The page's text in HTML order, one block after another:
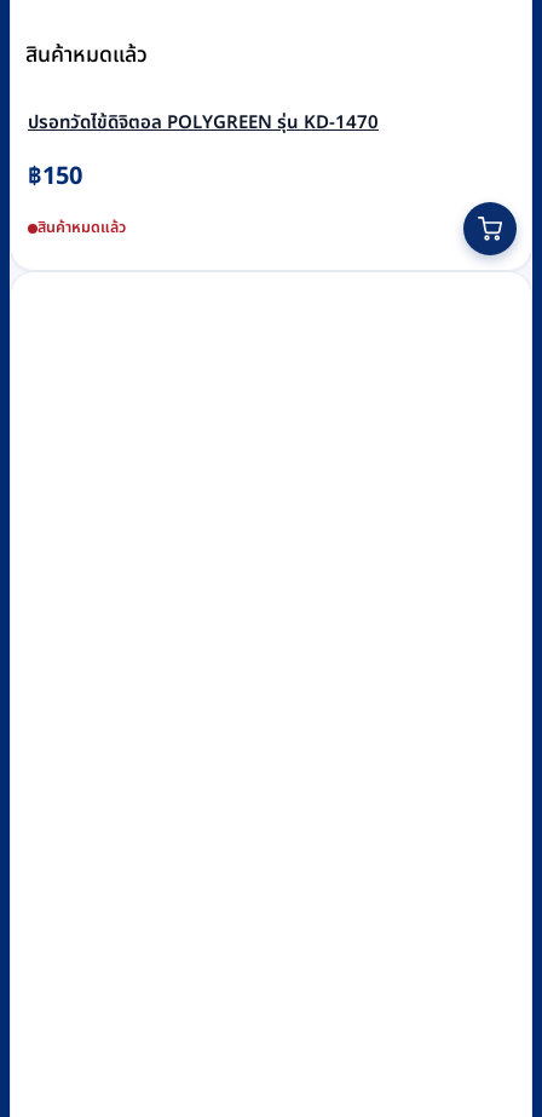
สินค้าหมดแล้ว
ปรอทวัดไข้ดิจิตอล POLYGREEN รุ่น KD-1470
฿150
สินค้าหมดแล้ว